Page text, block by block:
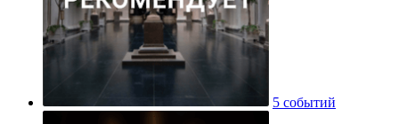
5 событий